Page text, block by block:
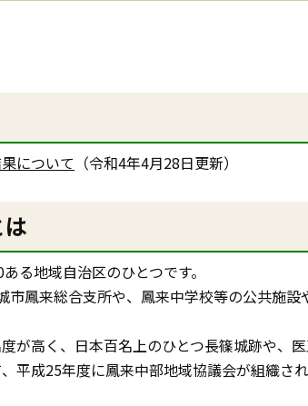
について （令和4年4月28日更新）
る地域自治区のひとつです。
市鳳来総合支所や、鳳来中学校等の公共施
が高く、日本百名上のひとつ長篠城跡や、
平成25年度に鳳来中部地域協議会が組織